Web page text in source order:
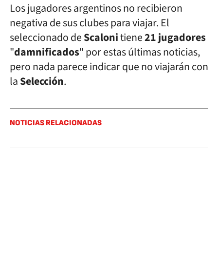
Los jugadores argentinos no recibieron
negativa de sus clubes para viajar. El
seleccionado deScalonitiene21jugadores
"damnificados" por estas últimas noticias,
pero nada parece indicar que no viajarán con
laSelección.
NOTICIAS RELACIONADAS